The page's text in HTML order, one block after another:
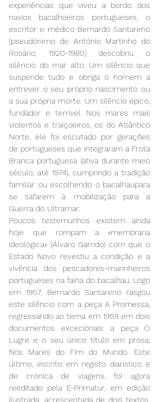
experiências que viveu a bordo dos
navios bacalhoeiros portugueses, o
escritor e médico Bernardo Santareno
(pseudónimo de António Martinho do
Rosário, 1920-1980) descobriu o
silêncio do mar alto. Um silêncio que
suspende tudo e obriga o homem a
entrever o seu próprio nascimento ou
a sua própria morte. Um silêncio épico,
fundador e terrível. Nos mares mais
violentos e traiçoeiros, os do Atlântico
Norte, ele foi escutado por gerações
de portugueses que integraram a Frota
Branca portuguesa (ativa durante meio
século, até 1974), cumprindo a tradição
familiar ou escolhendo o bacalhaupara
se safarem à mobilização para a
Guerra do Ultramar.
Poucos testemunhos existem ainda
hoje que rompam a «membrana
ideológica» (Álvaro Garrido) com que o
Estado Novo revestiu a condição e a
vivência dos pescadores-marinheiros
portugueses na faina do bacalhau. Logo
em 1957, Bernardo Santareno rasgou
este silêncio com a peça A Promessa,
regressando ao tema em 1959 em dois
documentos excecionais: a peça O
Lugre e o seu único título em prosa,
Nos Mares do Fim do Mundo. Este
último, escrito em registo diarístico e
de crónica de viagens, foi agora
reeditado pela E-Primatur, em edição
ilustrada, acrescentada de dois textos,